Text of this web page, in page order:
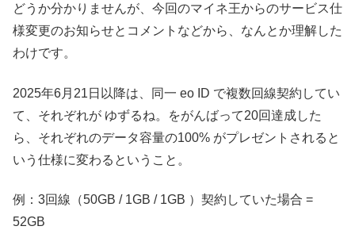
どうか分かりませんが、今回のマイネ王からのサービス仕
様変更のお知らせとコメントなどから、なんとか理解した
わけです。
2025年6月21日以降は、同一 eo ID で複数回線契約してい
て、それぞれが ゆずるね。をがんばって20回達成した
ら、それぞれのデータ容量の100% がプレゼントされると
いう仕様に変わるということ。
例：3回線（50GB / 1GB / 1GB ）契約していた場合 =
52GB